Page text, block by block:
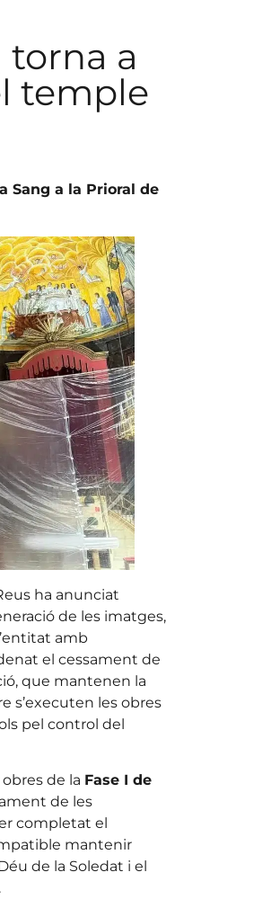
torna a
temple
Sang a la Prioral de
ha anunciat
de les imatges,
amb
el cessament de
que mantenen la
s’executen les obres
pel control del
de la Fase I de
de les
completat el
mantenir
de la Soledat i el